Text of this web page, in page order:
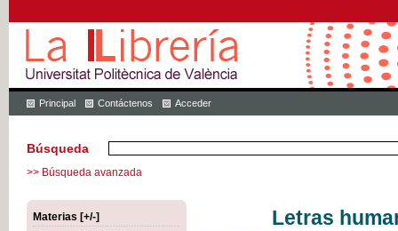
Principal Contáctenos Acceder
Búsqueda
>> Búsqueda avanzada
Materias [+/-]
Letras